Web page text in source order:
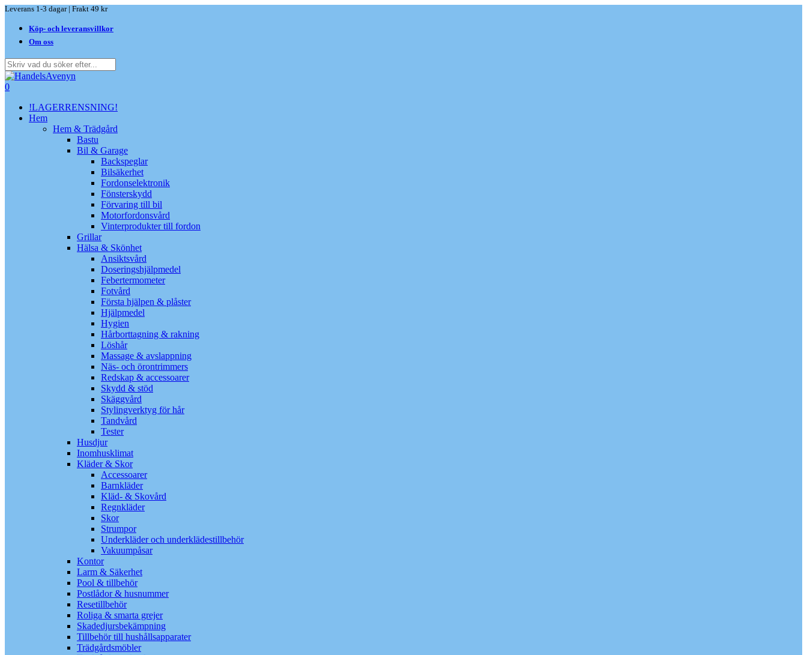
Skip
main
content
Leverans 1-3 dagar | Frakt 49 kr
Köp- och leveransvillkor
Om oss
Close
Search
search
0
!LAGERRENSNING!
Hem
Hem & Trädgård
Bastu
Bil & Garage
Backspeglar
Bilsäkerhet
Fordonselektronik
Fönsterskydd
Förvaring till bil
Motorfordonsvård
Vinterprodukter till fordon
Grillar
Hälsa & Skönhet
Ansiktsvård
Doseringshjälpmedel
Febertermometer
Fotvård
Första hjälpen & plåster
Hjälpmedel
Hygien
Hårborttagning & rakning
Löshår
Massage & avslappning
Näs- och örontrimmers
Redskap & accessoarer
Skydd & stöd
Skäggvård
Stylingverktyg för hår
Tandvård
Tester
Husdjur
Inomhusklimat
Kläder & Skor
Accessoarer
Barnkläder
Kläd- & Skovård
Regnkläder
Skor
Strumpor
Underkläder och underklädestillbehör
Vakuumpåsar
Kontor
Larm & Säkerhet
Pool & tillbehör
Postlådor & husnummer
Resetillbehör
Roliga & smarta grejer
Skadedjursbekämpning
Tillbehör till hushållsapparater
Trädgårdsmöbler